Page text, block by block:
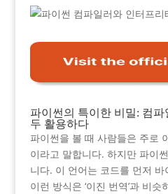
파이썬의 특이한 비밀: 컴
두 활용하다
파이썬을 볼 때 사람들은 주로
이라고 말합니다. 하지만 파이
니다. 이 언어는 코드를 먼저
이런 방식은 ‘이진 번역’과 비